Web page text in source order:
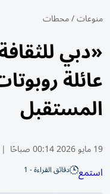
منوعات/محطات
«دبي
عائلة
المستقبل
19 مايو 2026 00:14 صباحًا |
استمع دقائق القراءة - 1